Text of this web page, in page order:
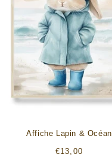
Affiche Lapin & Océan
Prix
€13,00